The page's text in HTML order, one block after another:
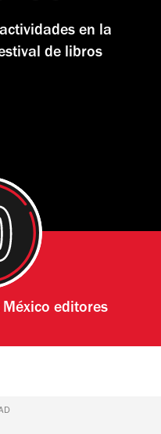
en la
de libros
México editores